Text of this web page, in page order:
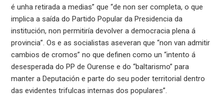
é unha retirada a medias” que “de non ser completa, o que
implica a saída do Partido Popular da Presidencia da
institución, non permitiría devolver a democracia plena á
provincia”. Os e as socialistas aseveran que “non van admitir
cambios de cromos” no que definen como un “intento á
desesperada do PP de Ourense e do “baltarismo” para
manter a Deputación e parte do seu poder territorial dentro
das evidentes trifulcas internas dos populares”.